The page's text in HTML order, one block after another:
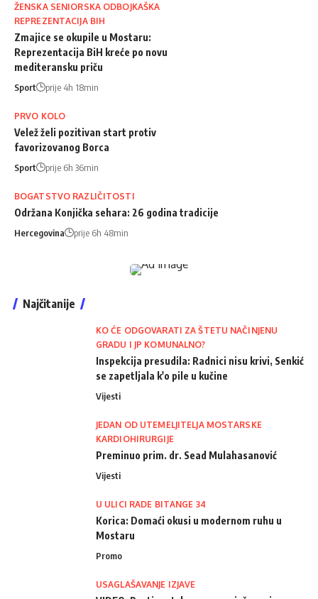
ŽENSKA SENIORSKA ODBOJKAŠKA
REPREZENTACIJA BIH
Zmajice se okupile u Mostaru:
Reprezentacija BiH kreće po novu
mediteransku priču
Sport prije 4h 18min
PRVO KOLO
Velež želi pozitivan start protiv
favorizovanog Borca
Sport prije 6h 36min
BOGATSTVO RAZLIČITOSTI
Održana Konjička sehara: 26 godina tradicije
Hercegovina prije 6h 48min
Najčitanije
KO ĆE ODGOVARATI ZA ŠTETU NAČINJENU
GRADU I JP KOMUNALNO?
Inspekcija presudila: Radnici nisu krivi, Senkić
se zapetljala k'o pile u kučine
Vijesti
JEDAN OD UTEMELJITELJA MOSTARSKE
KARDIOHIRURGIJE
Preminuo prim. dr. Sead Mulahasanović
Vijesti
U ULICI RADE BITANGE 34
Korica: Domaći okusi u modernom ruhu u
Mostaru
Promo
USAGLAŠAVANJE IZJAVE